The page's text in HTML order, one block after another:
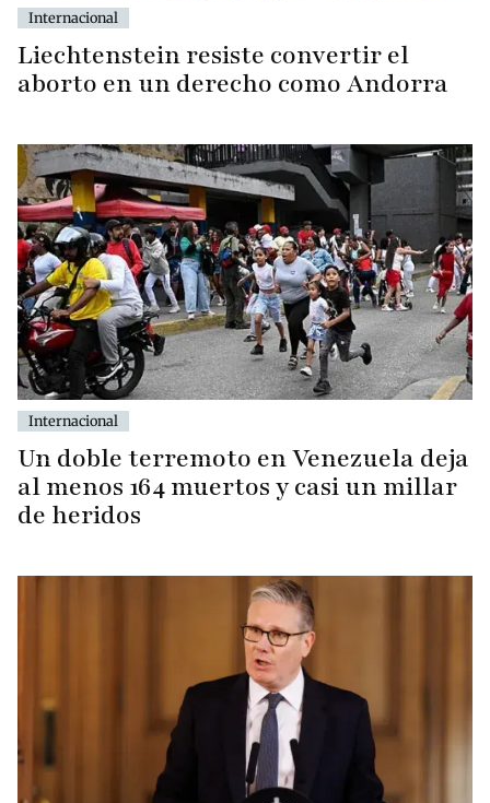
Internacional
Liechtenstein resiste convertir el
aborto en un derecho como Andorra
Internacional
Un doble terremoto en Venezuela deja
al menos 164 muertos y casi un millar
de heridos